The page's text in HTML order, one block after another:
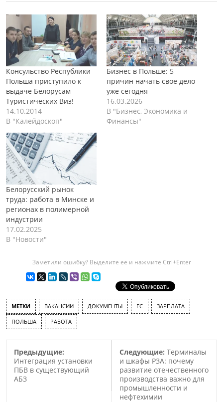
Консульство Республики
Польша приступило к
выдаче Белорусам
Туристических Виз!
14.10.2014
В "Калейдоскоп"
Бизнес в Польше: 5
причин начать свое дело
уже сегодня
16.03.2026
В "Бизнес, Экономика и
Финансы"
Белорусский рынок
труда: работа в Минске и
регионах в полимерной
индустрии
17.02.2025
В "Новости"
Заметили ошибку? Выделите ее и нажмите Ctrl+Enter
МЕТКИ ВАКАНСИИ ДОКУМЕНТЫ ЕС ЗАРПЛАТА
ПОЛЬША РАБОТА
Предыдущие:
Интеграция установки
ПБВ в существующий
АБЗ
Следующие: Терминалы
и шкафы РЗА: почему
развитие отечественного
производства важно для
промышленности и
нефтехимии